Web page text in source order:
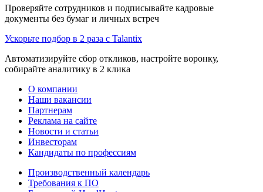
Проверяйте сотрудников и подписывайте кадровые
документы без бумаг и личных встреч
Ускорьте подбор в 2 раза с Talantix
Автоматизируйте сбор откликов, настройте воронку,
собирайте аналитику в 2 клика
О компании
Наши вакансии
Партнерам
Реклама на сайте
Новости и статьи
Инвесторам
Кандидаты по профессиям
Производственный календарь
Требования к ПО